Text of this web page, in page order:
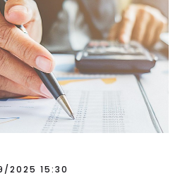
2025 15:30